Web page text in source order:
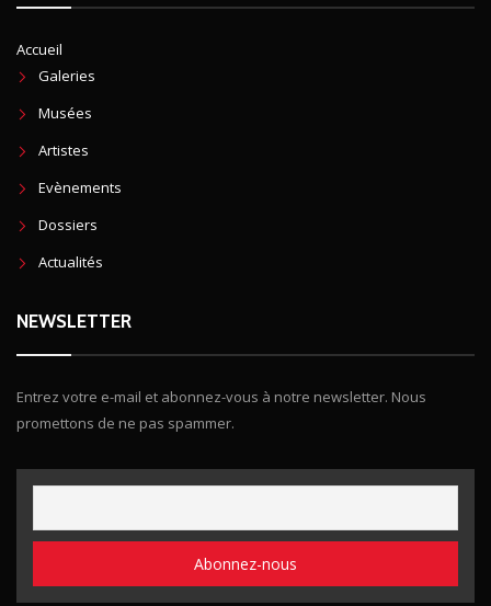
Accueil
Galeries
Musées
Artistes
Evènements
Dossiers
Actualités
NEWSLETTER
Entrez votre e-mail et abonnez-vous à notre newsletter. Nous
promettons de ne pas spammer.